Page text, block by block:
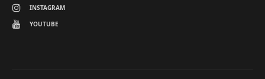
INSTAGRAM
YOUTUBE